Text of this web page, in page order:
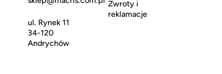
ul. Rynek 11
34-120
Andrychów
Zwroty i
reklamacje